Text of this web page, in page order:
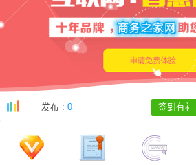
发布 :0 签到有礼